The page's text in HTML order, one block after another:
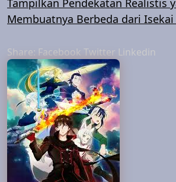
Tampilkan Pendekatan Realistis
Membuatnya Berbeda dari Isekai
Share: Facebook Twitter Linkedin